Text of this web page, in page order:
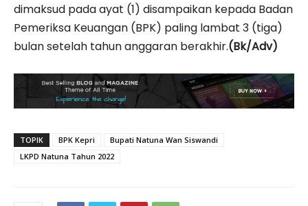
dimaksud pada ayat (1) disampaikan kepada Badan
Pemeriksa Keuangan (BPK) paling lambat 3 (tiga)
bulan setelah tahun anggaran berakhir.(Bk/Adv)
TOPIK BPK Kepri
Bupati Natuna Wan Siswandi
LKPD Natuna Tahun 2022